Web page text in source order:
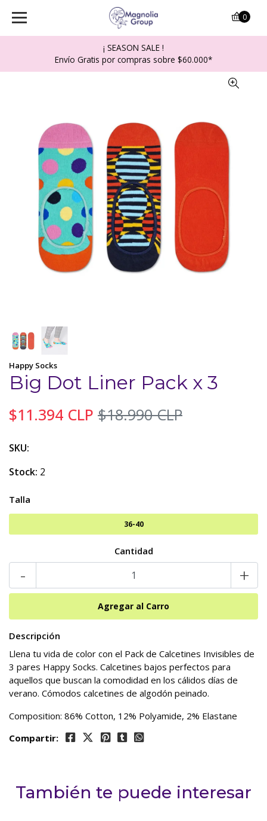
¡ SEASON SALE !
Envío Gratis por compras sobre $60.000*
0
Happy Socks
Big Dot Liner Pack x 3
$11.394 CLP $18.990 CLP
SKU:
Stock: 2
Talla
36-40
Cantidad
- +
Descripción
Llena tu vida de color con el Pack de Calcetines Invisibles de
3 pares Happy Socks. Calcetines bajos perfectos para
aquellos que buscan la comodidad en los cálidos días de
verano. Cómodos calcetines de algodón peinado.
Composition: 86% Cotton, 12% Polyamide, 2% Elastane
Compartir:
También te puede interesar